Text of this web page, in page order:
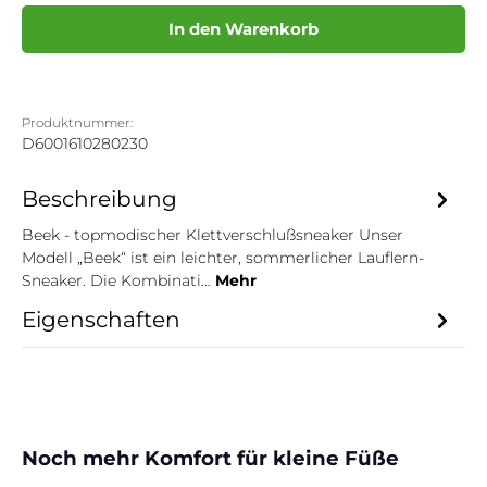
In den Warenkorb
Produktnummer:
D6001610280230
Beschreibung
Beek - topmodischer Klettverschlußsneaker Unser
Modell „Beek“ ist ein leichter, sommerlicher Lauflern-
Sneaker. Die Kombinati… Mehr
Eigenschaften
Produktgalerie überspringen
Noch mehr Komfort für kleine Füße